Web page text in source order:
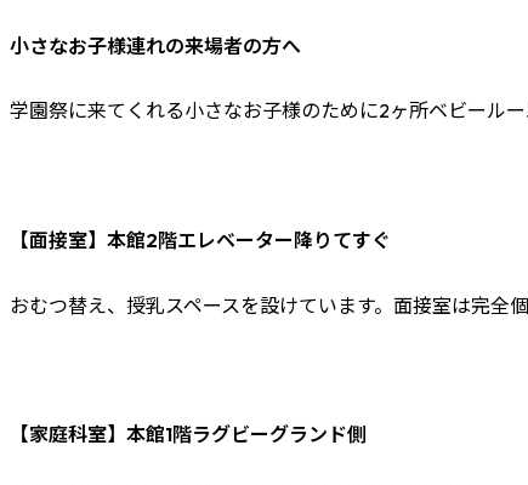
小さなお子様連れの来場者の方へ
学園祭に来てくれる小さなお子様のために2ヶ所ベビールー
【面接室】本館2階エレベーター降りてすぐ
おむつ替え、授乳スペースを設けています。面接室は完全
【家庭科室】本館1階ラグビーグランド側